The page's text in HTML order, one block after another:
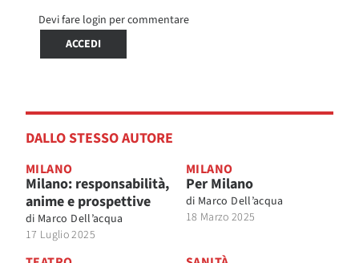
Devi fare login per commentare
ACCEDI
DALLO STESSO AUTORE
MILANO
Milano: responsabilità,
anime e prospettive
di Marco Dell’acqua
17 Luglio 2025
MILANO
Per Milano
di Marco Dell’acqua
18 Marzo 2025